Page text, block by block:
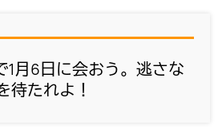
1月6日に会おう。逃さな
待たれよ！